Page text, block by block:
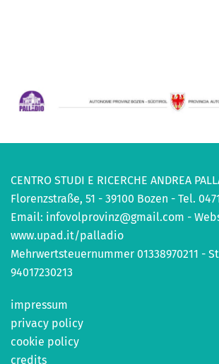
CENTRO STUDI E RICERCHE ANDREA
Florenzstraße, 51 - 39100 Bozen - Tel.
Email: infovolprovinz@gmail.com -
www.upad.it/palladio
Mehrwertsteuernummer 01338970211 -
94017230213
impressum
privacy policy
cookie policy
credits